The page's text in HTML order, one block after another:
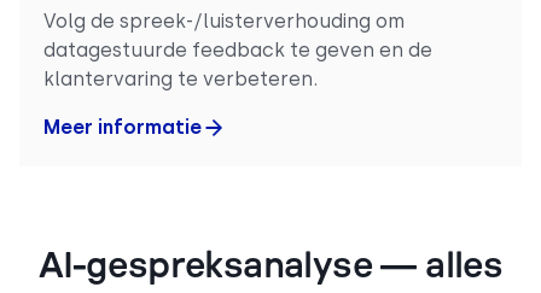
Volg de spreek-/luisterverhouding om
datagestuurde feedback te geven en de
klantervaring te verbeteren.
Meer informatie
AI-gespreksanalyse — alles